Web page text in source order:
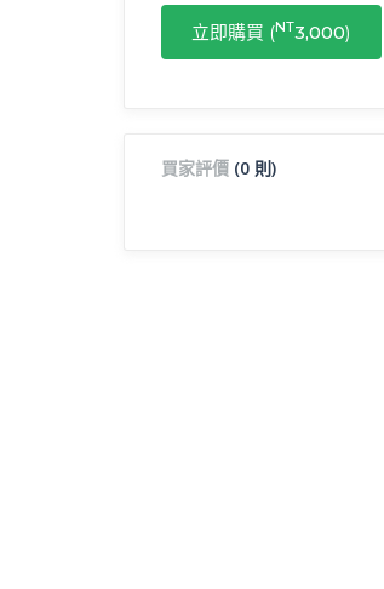
立即購買 (NT3,000)
買家評價 (0 則)